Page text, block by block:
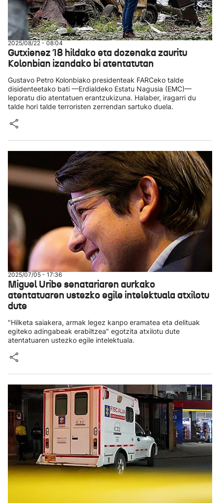
2025/08/22 - 08:04
Gutxienez 18 hildako eta dozenaka zauritu
Kolonbian izandako bi atentatutan
Gustavo Petro Kolonbiako presidenteak FARCeko talde
disidenteetako bati —Erdialdeko Estatu Nagusia (EMC)—
leporatu dio atentatuen erantzukizuna. Halaber, iragarri du
talde hori talde terroristen zerrendan sartuko duela.
2025/07/05 - 17:36
Miguel Uribe senatariaren aurkako
atentatuaren ustezko egile intelektuala atxilotu
dute
"Hilketa saiakera, armak legez kanpo eramatea eta delituak
egiteko adingabeak erabiltzea" egotzita atxilotu dute
atentatuaren ustezko egile intelektuala.